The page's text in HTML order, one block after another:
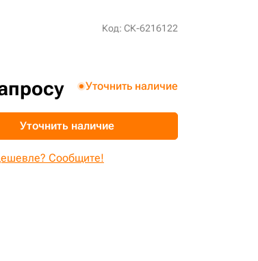
Код: СК-6216122
Уточнить наличие
Уточнить наличие
Сообщите!